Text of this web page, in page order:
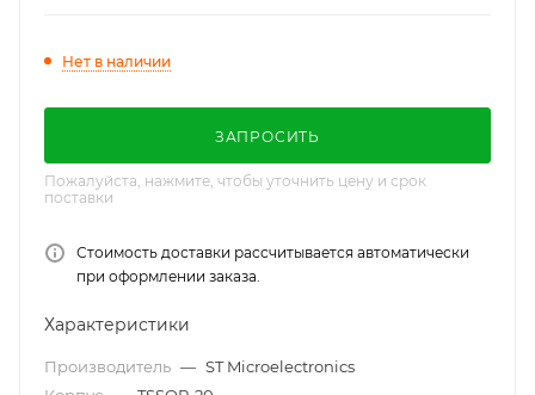
Нет в наличии
ЗАПРОСИТЬ
Пожалуйста, нажмите, чтобы уточнить цену и срок
поставки
Стоимость доставки рассчитывается автоматически
при оформлении заказа.
Характеристики
Производитель — ST Microelectronics